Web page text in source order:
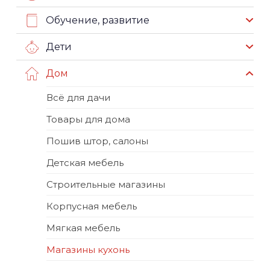
Обучение, развитие
Дети
Дом
Всё для дачи
Товары для дома
Пошив штор, салоны
Детская мебель
Строительные магазины
Корпусная мебель
Мягкая мебель
Магазины кухонь